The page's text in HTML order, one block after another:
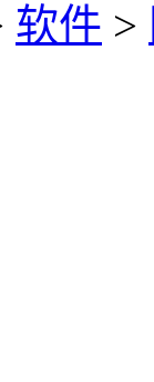
软件 >